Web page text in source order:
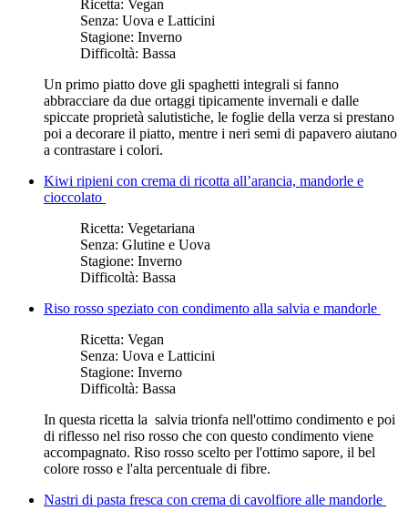
Ricetta: Vegan
Senza: Uova e Latticini
Stagione: Inverno
Difficoltà: Bassa
Un primo piatto dove gli spaghetti integrali si fanno
abbracciare da due ortaggi tipicamente invernali e dalle
spiccate proprietà salutistiche, le foglie della verza si prestano
poi a decorare il piatto, mentre i neri semi di papavero aiutano
a contrastare i colori.
Kiwi ripieni con crema di ricotta all’arancia, mandorle e
cioccolato
Ricetta: Vegetariana
Senza: Glutine e Uova
Stagione: Inverno
Difficoltà: Bassa
Riso rosso speziato con condimento alla salvia e mandorle
Ricetta: Vegan
Senza: Uova e Latticini
Stagione: Inverno
Difficoltà: Bassa
In questa ricetta la salvia trionfa nell'ottimo condimento e poi
di riflesso nel riso rosso che con questo condimento viene
accompagnato. Riso rosso scelto per l'ottimo sapore, il bel
colore rosso e l'alta percentuale di fibre.
Nastri di pasta fresca con crema di cavolfiore alle mandorle